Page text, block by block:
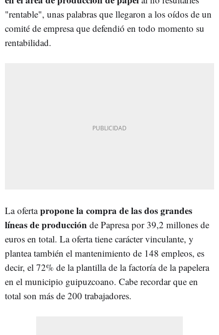
"rentable", unas palabras que llegaron a los oídos de un
comité de empresa que defendió en todo momento su
rentabilidad.
La ofertapropone la compra de las dos grandes
líneas de producción de Papresa por 39,2 millones de
euros en total. La oferta tiene carácter vinculante, y
plantea también el mantenimiento de 148 empleos, es
decir, el 72% de la plantilla de la factoría de la papelera
en el municipio guipuzcoano. Cabe recordar que en
total son más de 200 trabajadores.